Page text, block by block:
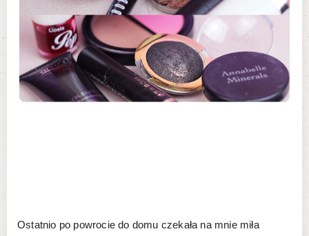
Ostatnio po powrocie do domu czekała na mnie miła